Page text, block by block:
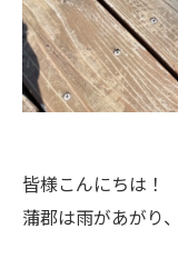
皆様こんにちは！
蒲郡は雨があがり